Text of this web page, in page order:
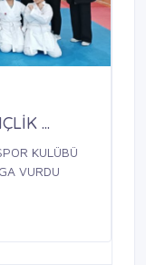
...
KULÜBÜ
VURDU